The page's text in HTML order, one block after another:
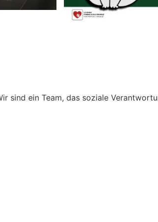
sind ein Team, das soziale